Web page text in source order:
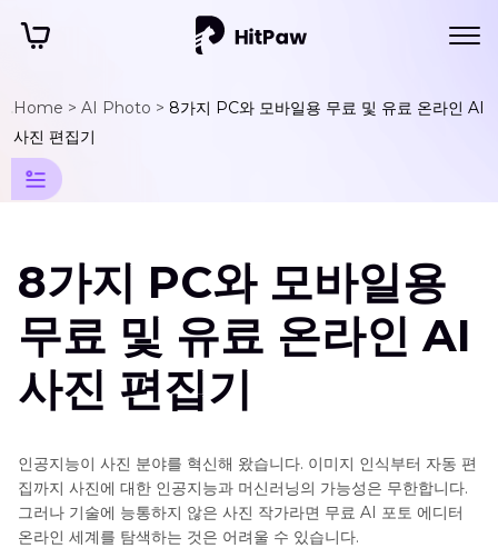
Home > AI Photo > 8가지 PC와 모바일용 무료 및 유료 온라인 AI
사진 편집기
AI
사
진
과
나
조
작
AI
8가지 PC와 모바일용
무료 및 유료 온라인 AI
사진 편집기
인공지능이 사진 분야를 혁신해 왔습니다. 이미지 인식부터 자동 편
집까지 사진에 대한 인공지능과 머신러닝의 가능성은 무한합니다.
그러나 기술에 능통하지 않은 사진 작가라면 무료 AI 포토 에디터
온라인 세계를 탐색하는 것은 어려울 수 있습니다.